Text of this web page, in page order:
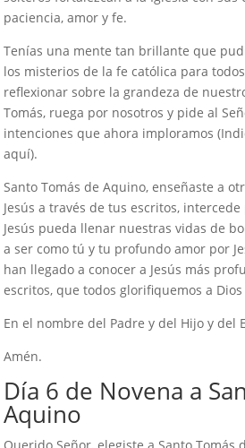
paciencia, amor y fe.
Tenías una mente tan brillante que
los misterios de la fe católica para
reflexionar sobre la grandeza de
Tomás, ruega por nosotros y pide al
intenciones que ahora imploramos
aquí).
Santo Tomás de Aquino, enseñaste a
Jesús a través de tus escritos,
Jesús pueda llenar nuestras vidas de
a ser como tú y tu profundo amor por
han llegado a conocer a Jesús más
escritos, que todos glorifiquemos a
En el nombre del Padre y del Hijo y del
Amén.
Día 6 de Novena a
Aquino